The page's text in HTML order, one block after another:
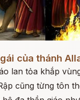
của thánh
lan tỏa khắp
cũng từng tôn